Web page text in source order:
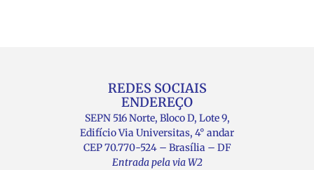
REDES SOCIAIS
ENDEREÇO
SEPN 516 Norte, Bloco D, Lote 9,
Edifício Via Universitas, 4° andar
CEP 70.770-524 – Brasília – DF
Entrada pela via W2